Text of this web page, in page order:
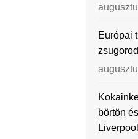
Európai
börtön